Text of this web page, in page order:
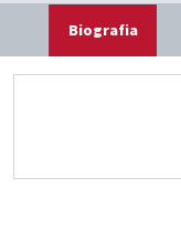
Biografia